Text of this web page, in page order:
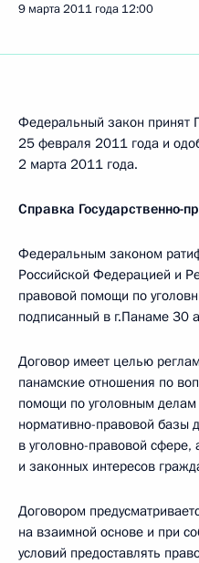
9 марта 2011 года 12:00
Федеральный закон принят
25 февраля 2011 года и
2 марта 2011 года.
Справка Государственно-
Федеральным законом
Российской Федерацией и
правовой помощи по
подписанный в г.Панаме 30
Договор имеет целью
панамские отношения по
помощи по уголовным
нормативно-правовой базы
в уголовно-правовой
и законных интересов
Договором
на взаимной основе и при
условий предоставлять